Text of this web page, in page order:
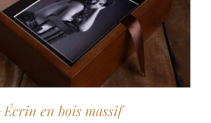
٭ Écrin en bois massif